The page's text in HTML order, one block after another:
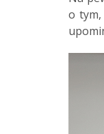
o tym,